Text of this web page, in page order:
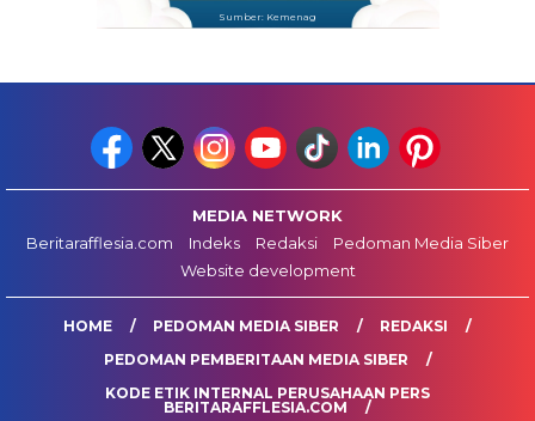
Sumber: Kemenag
MEDIA NETWORK
Beritarafflesia.com
Indeks Redaksi
Pedoman Media Siber
Website development
HOME PEDOMAN MEDIA SIBER
REDAKSI
PEDOMAN PEMBERITAAN MEDIA SIBER
KODE ETIK INTERNAL PERUSAHAAN PERS
BERITARAFFLESIA.COM